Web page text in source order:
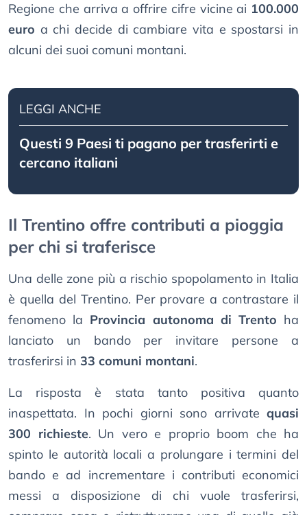
Regione che arriva a offrire cifre vicine ai 100.000
euro a chi decide di cambiare vita e spostarsi in
alcuni dei suoi comuni montani.
LEGGI ANCHE
Questi 9 Paesi ti pagano per trasferirti e
cercano italiani
Il Trentino offre contributi a pioggia
per chi si traferisce
Una delle zone più a rischio spopolamento in Italia
è quella del Trentino. Per provare a contrastare il
fenomeno la Provincia autonoma di Trento ha
lanciato un bando per invitare persone a
trasferirsi in 33 comuni montani.
La risposta è stata tanto positiva quanto
inaspettata. In pochi giorni sono arrivate quasi
300 richieste. Un vero e proprio boom che ha
spinto le autorità locali a prolungare i termini del
bando e ad incrementare i contributi economici
messi a disposizione di chi vuole trasferirsi,